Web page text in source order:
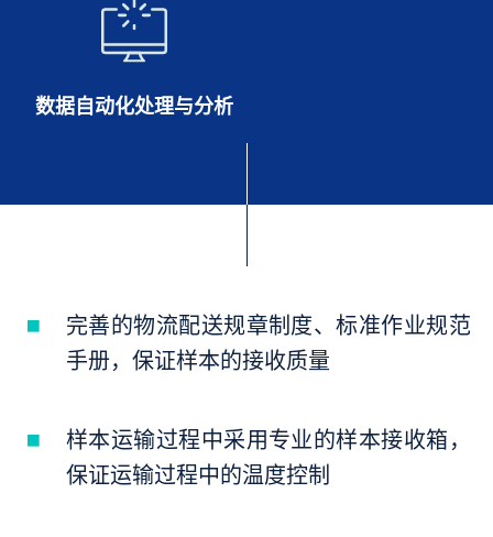
数据自动化处理与分析
完善的物流配送规章制度、标准作业规范
手册，保证样本的接收质量
样本运输过程中采用专业的样本接收箱，
保证运输过程中的温度控制